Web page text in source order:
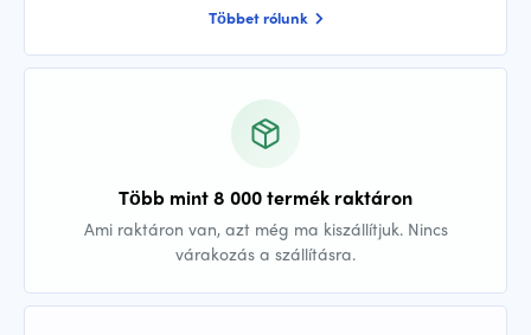
Többet rólunk
Több mint 8 000 termék raktáron
Ami raktáron van, azt még ma kiszállítjuk. Nincs
várakozás a szállításra.